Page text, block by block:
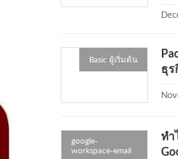
Basic ผู้เริ่มต้น
ธุร
google-
workspace-email
ทำ